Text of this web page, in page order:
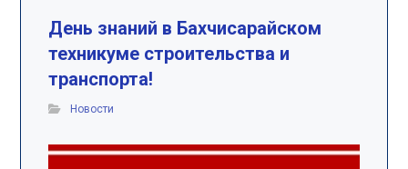
День знаний в Бахчисарайском
техникуме строительства и
транспорта!
Новости